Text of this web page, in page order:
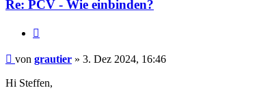
Re: PCV - Wie einbinden?
Beitrag
von grautier » 3. Dez 2024, 16:46
Hi Steffen,